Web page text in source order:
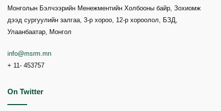
Монголын Бэлчээрийн Менежментийн Холбооны байр, Зохиомж
дээд сургуулийн залгаа, 3-р хороо, 12-р хороолол, БЗД,
Улаанбаатар, Монгол
info@msrm.mn
+ 11- 453757
On Twitter